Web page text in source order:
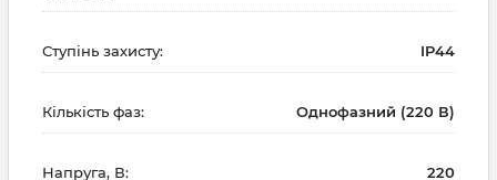
Ступінь захисту: IP44
Кількість фаз: Однофазний (220 В)
Напруга, В: 220